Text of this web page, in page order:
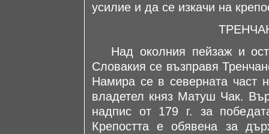
усилие и да се изкачи на
Над околния пейзаж и
Словакия се възправя
Намира се в северната част
владетел княз Матуш Чак.
надпис от 179 г. за
Крепостта е обявена за